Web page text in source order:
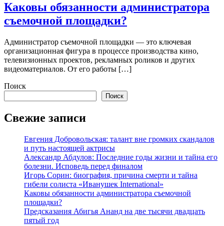
Каковы обязанности администратора
съемочной площадки?
Администратор съемочной площадки — это ключевая
организационная фигура в процессе производства кино,
телевизионных проектов, рекламных роликов и других
видеоматериалов. От его работы […]
Поиск
Поиск
Свежие записи
Евгения Добровольская: талант вне громких скандалов
и путь настоящей актрисы
Александр Абдулов: Последние годы жизни и тайна его
болезни. Исповедь перед финалом
Игорь Сорин: биография, причина смерти и тайна
гибели солиста «Иванушек International»
Каковы обязанности администратора съемочной
площадки?
Предсказания Абигья Ананд на две тысячи двадцать
пятый год